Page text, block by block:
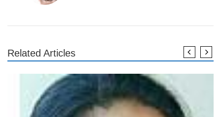
Related Articles